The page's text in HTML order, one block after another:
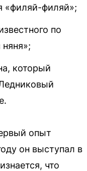
«филяй-филяй»;
по
который
опыт
он выступал в
что